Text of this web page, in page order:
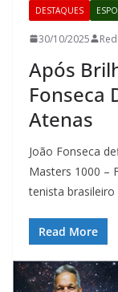
DESTAQUES
30/10/2025
Após
Fonseca
Atenas
João Fonseca
Masters 1000 –
tenista brasileiro
Read More